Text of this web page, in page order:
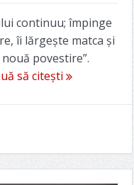
continuu; împinge
îi lărgeşte matca şi
povestire”.
să citești